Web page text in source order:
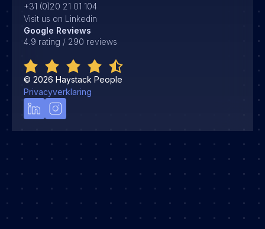
+31 (0)20 21 01 104
Visit us on Linkedin
Google Reviews
4.9 rating / 290 reviews
© 2026 Haystack People
Privacyverklaring